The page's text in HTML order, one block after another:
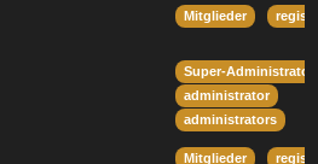
Mitglieder
Super-
administrator
administrators
Mitglieder